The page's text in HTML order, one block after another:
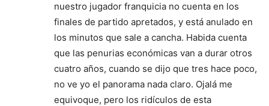
nuestro jugador franquicia no cuenta en los
finales de partido apretados, y está anulado en
los minutos que sale a cancha. Habida cuenta
que las penurias económicas van a durar otros
cuatro años, cuando se dijo que tres hace poco,
no ve yo el panorama nada claro. Ojalá me
equivoque, pero los ridículos de esta